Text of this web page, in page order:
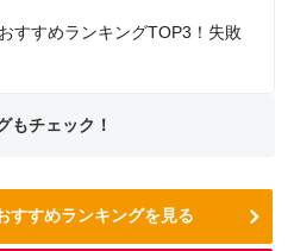
すすめランキングTOP3！失敗
もチェック！
すすめランキングを見る